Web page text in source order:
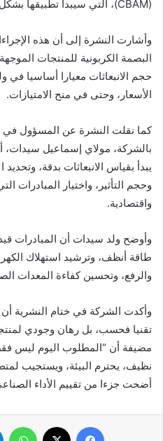
(CBAM)، التي سيبدأ تطبيقها بشكل إلزامي بحلول عام 2026.
وأشارت النشرة إلى أن هذه
البصمة الكربونية للمنتجات
حجم الانبعاثات معيارا أساسيا في
الأسعار، وحتى في منح الامتيازات.
كما نقلت النشرة عن المسؤول في
بالشركة، مولاي إسماعيل
يبدأ بقياس الانبعاثات بدقة،
وحجم التأثير، واختيار المبادرات
واقتصادية.
وأوضح ولد سيدات أن المبادرات
طاقة أنظف، وترشيد استهلاك
والرفع، وتحسين كفاءة المعدات
وأكدت الشركة في ختام النشرية أن
تقنيا فحسب، بل رهان وجودي
مضيفة أن “المطلوب اليوم ليس فقط
نظيف، يحترم البيئة، ويستجيب
أضحت جزءا من تقييم الأداء
فيسبوك